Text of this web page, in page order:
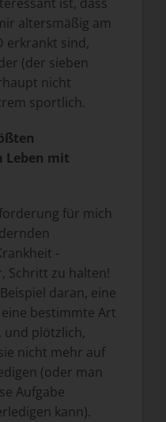
altersmäßig am
erkrankt sind,
(der sieben
nicht
sportlich.
Leben mit
für mich
-
Schritt zu halten!
daran, eine
bestimmte Art
und plötzlich,
nicht mehr auf
(oder man
Aufgabe
kann).